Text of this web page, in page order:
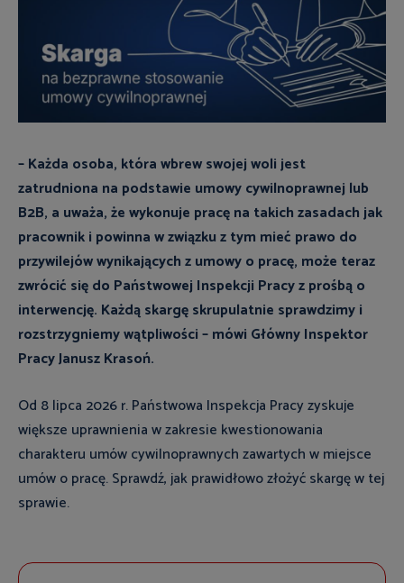
– Każda osoba, która wbrew swojej woli jest
zatrudniona na podstawie umowy cywilnoprawnej lub
B2B, a uważa, że wykonuje pracę na takich zasadach jak
pracownik i powinna w związku z tym mieć prawo do
przywilejów wynikających z umowy o pracę, może teraz
zwrócić się do Państwowej Inspekcji Pracy z prośbą o
interwencję. Każdą skargę skrupulatnie sprawdzimy i
rozstrzygniemy wątpliwości – mówi Główny Inspektor
Pracy Janusz Krasoń.
Od 8 lipca 2026 r. Państwowa Inspekcja Pracy zyskuje
większe uprawnienia w zakresie kwestionowania
charakteru umów cywilnoprawnych zawartych w miejsce
umów o pracę. Sprawdź, jak prawidłowo złożyć skargę w tej
sprawie.